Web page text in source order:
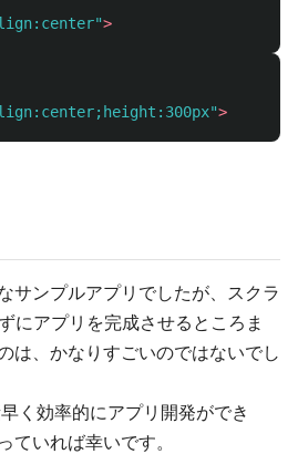
>
>
サンプルアプリでしたが、スクラ
にアプリを完成させるところま
は、かなりすごいのではないでし
く効率的にアプリ開発ができ
ていれば幸いです。